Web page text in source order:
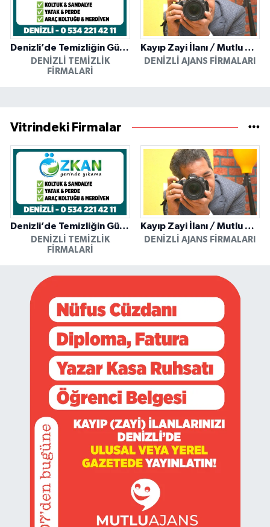
Denizli’de Temizliğin Güvenilir Adresi: Özkan Yerinde Yıkama
DENIZLI TEMIZLIK
FIRMALARI
Kayıp Zayi İlanı / Mutlu Ajans / Denizli
DENIZLI AJANS FIRMALARI
Vitrindeki Firmalar
Denizli’de Temizliğin Güvenilir Adresi: Özkan Yerinde Yıkama
DENIZLI TEMIZLIK
FIRMALARI
Kayıp Zayi İlanı / Mutlu Ajans / Denizli
DENIZLI AJANS FIRMALARI